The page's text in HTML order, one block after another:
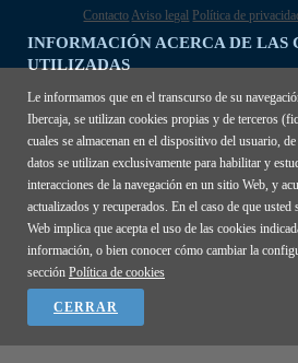
INFORMACIÓN ACERCA DE LAS
UTILIZADAS
Le informamos que en el transcurso de su
Ibercaja, se utilizan cookies propias y de terceros
cuales se almacenan en el dispositivo del usuario,
datos se utilizan exclusivamente para habilitar y
interacciones de la navegación en un sitio Web, y
actualizados y recuperados. En el caso de que
Web implica que acepta el uso de las cookies
información, o bien conocer cómo cambiar la
sección Política de cookies
CERRAR
Contacto Aviso legal Política de